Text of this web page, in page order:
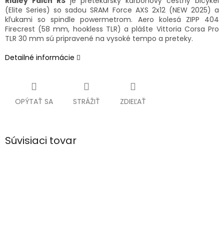
(Elite Series) so sadou SRAM Force AXS 2x12 (NEW 2025) a
kľukami so spindle powermetrom. Aero kolesá ZIPP 404
Firecrest (58 mm, hookless TLR) a plášte Vittoria Corsa Pro
TLR 30 mm sú pripravené na vysoké tempo a preteky.
Detailné informácie
OPÝTAŤ SA STRÁŽIŤ ZDIEĽAŤ
Súvisiaci tovar